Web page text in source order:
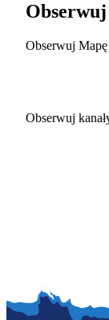
Obserwuj
Obserwuj
Obserwuj